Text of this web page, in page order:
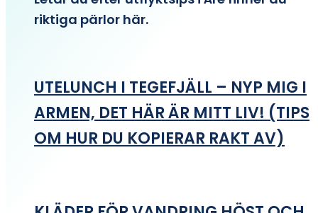
riktiga pärlor här.
UTELUNCH I TEGEFJÄLL – NYP MIG I
ARMEN, DET HÄR ÄR MITT LIV! (TIPS
OM HUR DU KOPIERAR RAKT AV)